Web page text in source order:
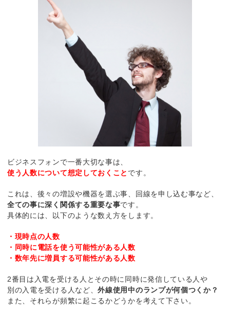
ビジネスフォンで一番大切な事は、
使う人数について想定しておくこと です。
これは、後々の増設や機器を選ぶ事、回線を申し込む事など、
全ての事に深く関係する重要な事です。
具体的には、以下のような数え方をします。
・現時点の人数
・同時に電話を使う可能性がある人数
・数年先に増員する可能性がある人数
2番目は入電を受ける人とその時に同時に発信している人や
別の入電を受ける人など、外線使用中のランプが何個つくか？
また、それらが頻繁に起こるかどうかを考えて下さい。